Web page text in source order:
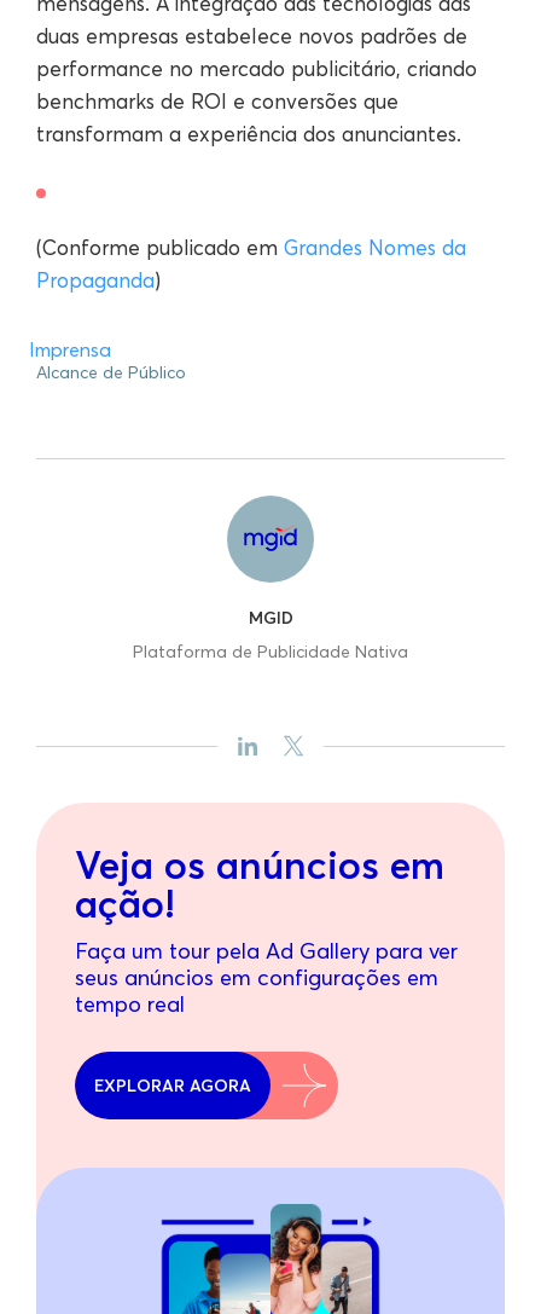
duas empresas estabelece novos padrões de
performance no mercado publicitário, criando
benchmarks de ROI e conversões que
transformam a experiência dos anunciantes.
(Conforme publicado em Grandes Nomes da
Propaganda)
Imprensa
Alcance de Público
MGID
Plataforma de Publicidade Nativa
Veja os anúncios em
ação!
Faça um tour pela Ad Gallery para ver
seus anúncios em configurações em
tempo real
EXPLORAR AGORA